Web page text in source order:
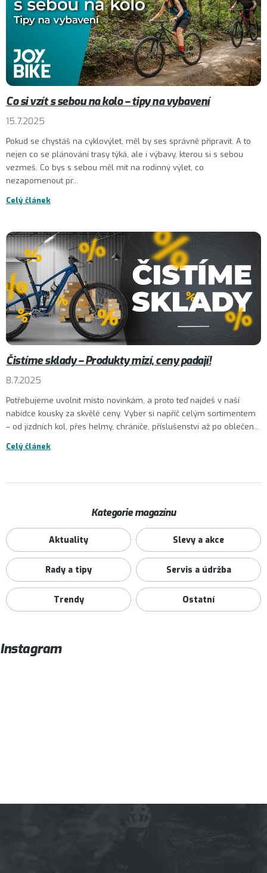
Co si vzít s sebou na kolo – tipy na vybavení
15.7.2025
Pokud se chystáš na cyklovýlet, měl by ses správně připravit. A to
nejen co se plánování trasy týká, ale i výbavy, kterou si s sebou
vezmeš. Co bys s sebou měl mít na rodinný výlet, co
nezapomenout pr...
Celý článek
Čistíme sklady – Produkty mizí, ceny padají!
8.7.2025
Potřebujeme uvolnit místo novinkám, a proto teď najdeš v naší
nabídce kousky za skvělé ceny. Vyber si napříč celým sortimentem
– od jízdních kol, přes helmy, chrániče, příslušenství až po oblečen...
Celý článek
Kategorie magazínu
Aktuality Slevy a akce
Rady a tipy Servis a údržba
Trendy Ostatní
Instagram